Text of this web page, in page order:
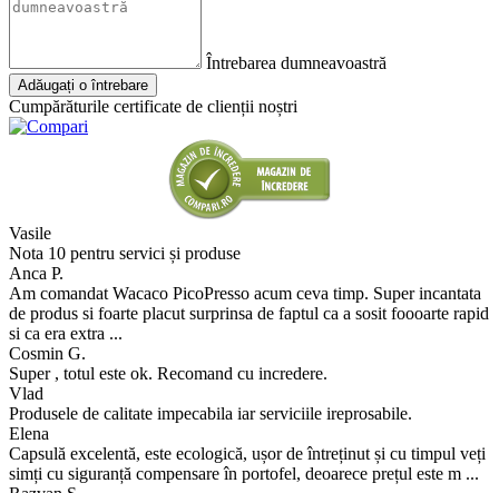
Întrebarea dumneavoastră
Adăugați o întrebare
Cumpărăturile certificate de clienții noștri
Vasile
Nota 10 pentru servici și produse
Anca P.
Am comandat Wacaco PicoPresso acum ceva timp. Super incantata
de produs si foarte placut surprinsa de faptul ca a sosit foooarte rapid
si ca era extra ...
Cosmin G.
Super , totul este ok. Recomand cu incredere.
Vlad
Produsele de calitate impecabila iar serviciile ireprosabile.
Elena
Capsulă excelentă, este ecologică, ușor de întreținut și cu timpul veți
simți cu siguranță compensare în portofel, deoarece prețul este m ...